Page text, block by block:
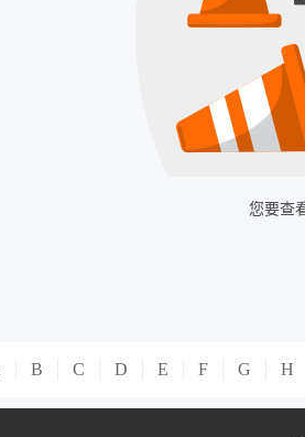
您要查
B C D E F G H